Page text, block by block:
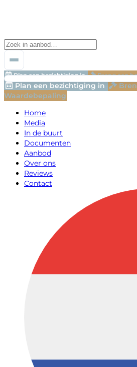
Plan een bezichtiging in Breng een
Plan een bezichtiging in
Waardebepaling
Home
Media
In de buurt
Documenten
Aanbod
Over ons
Reviews
Contact